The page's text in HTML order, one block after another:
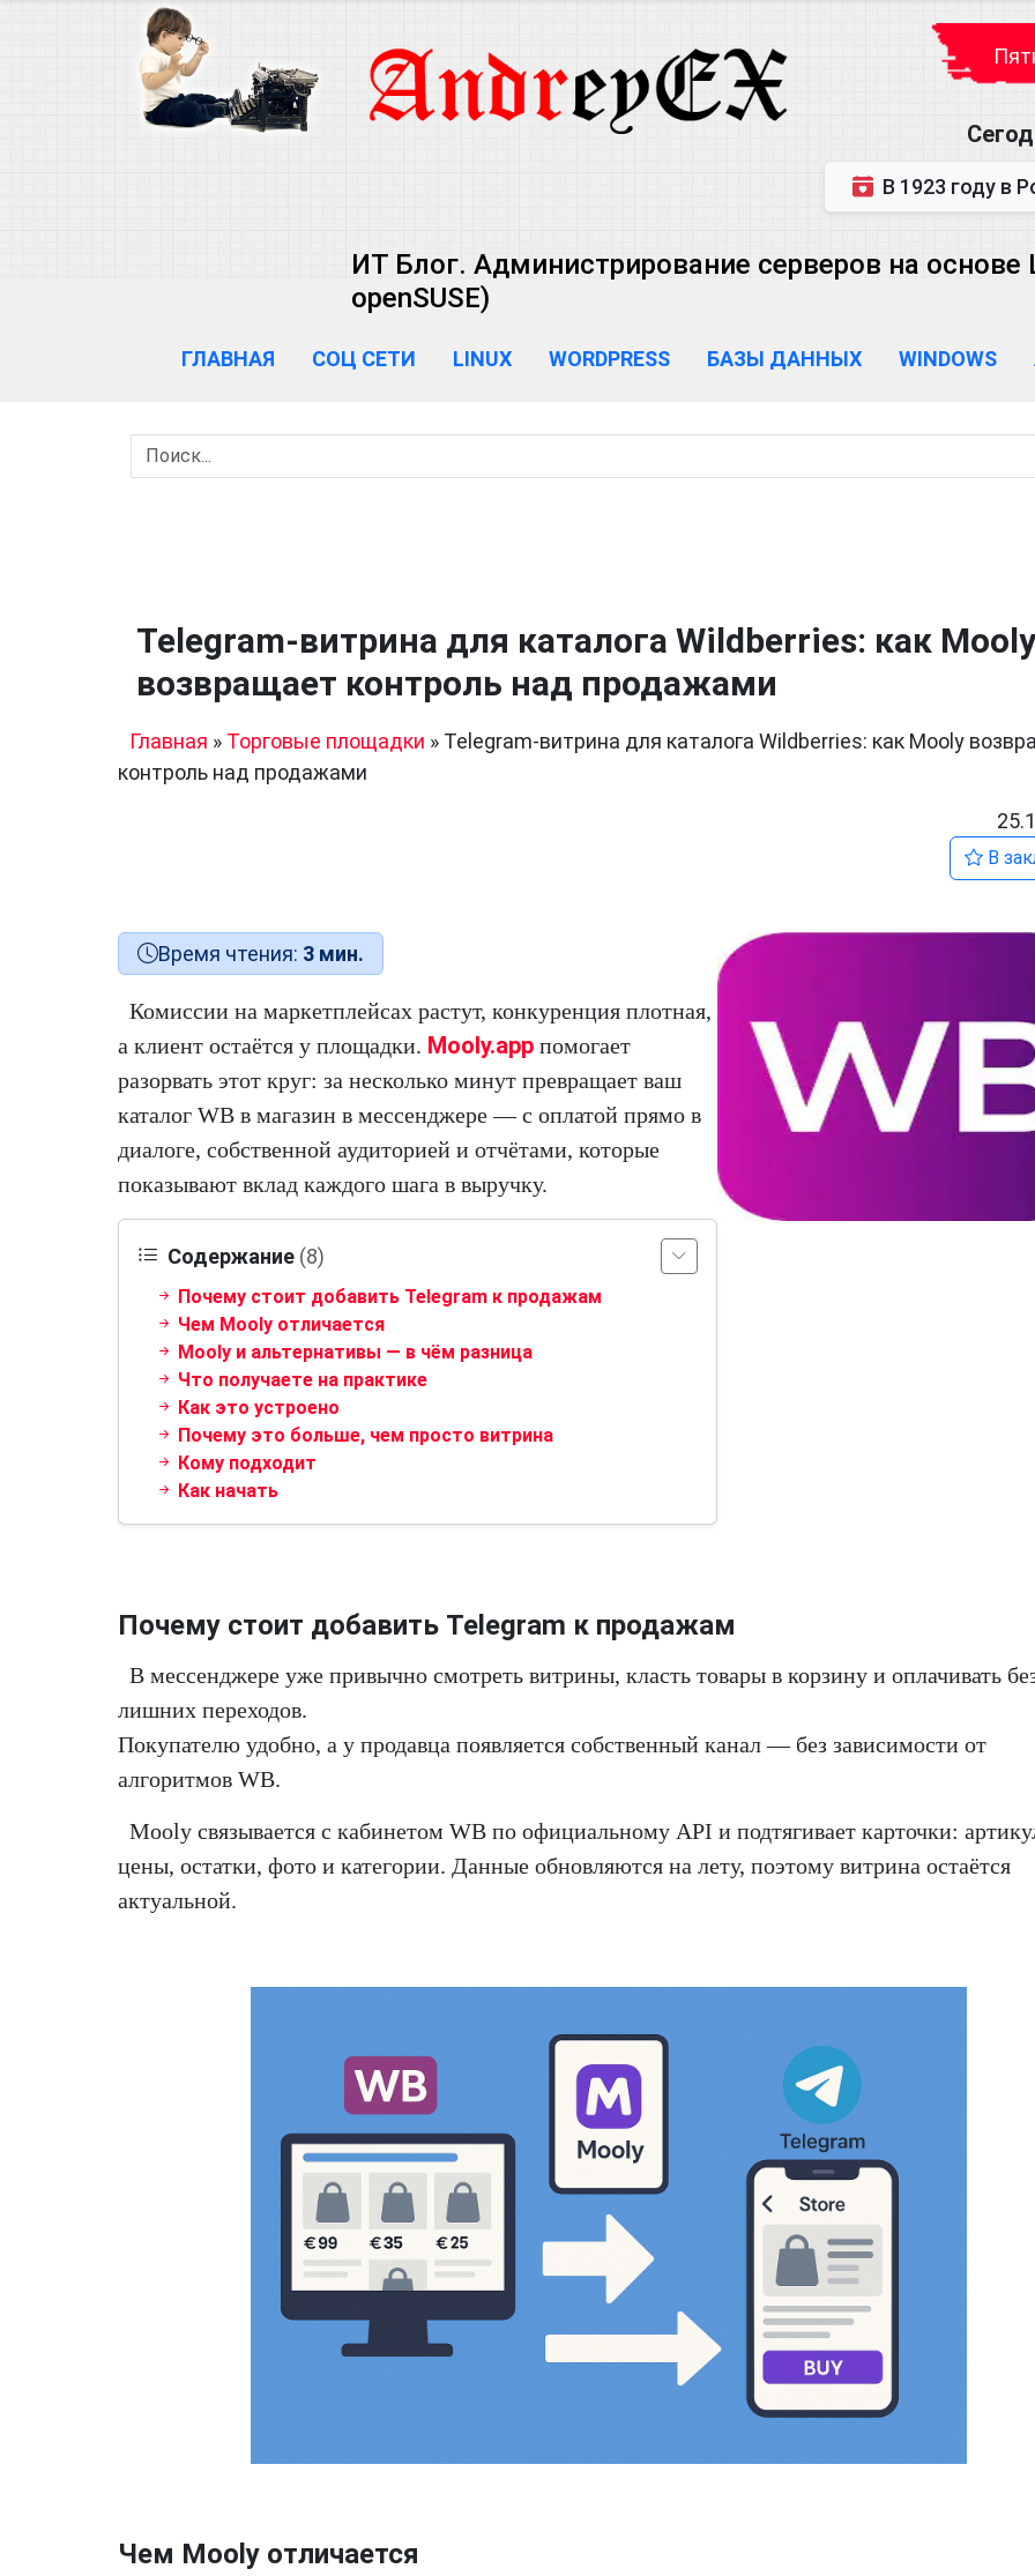
В 1923 году в Ростове-на-Дону
ИТ Блог. Администрирование серверов на основе
openSUSE)
ГЛАВНАЯ СОЦ СЕТИ LINUX WORDPRESS БАЗЫ ДАННЫХ WINDOWS
Telegram-витрина для каталога Wildberries: как Mooly
возвращает контроль над продажами
Главная » Торговые площадки » Telegram-витрина для каталога Wildberries: как Mooly
контроль над продажами
В
Время чтения: 3 мин.
Комиссии на маркетплейсах растут, конкуренция плотная,
а клиент остаётся у площадки. Mooly.app помогает
разорвать этот круг: за несколько минут превращает ваш
каталог WB в магазин в мессенджере — с оплатой прямо в
диалоге, собственной аудиторией и отчётами, которые
показывают вклад каждого шага в выручку.
Содержание (8)
Почему стоит добавить Telegram к продажам
Чем Mooly отличается
Mooly и альтернативы — в чём разница
Что получаете на практике
Как это устроено
Почему это больше, чем просто витрина
Кому подходит
Как начать
Почему стоит добавить Telegram к продажам
В мессенджере уже привычно смотреть витрины, класть товары в корзину и оплачивать
лишних переходов.
Покупателю удобно, а у продавца появляется собственный канал — без зависимости от
алгоритмов WB.
Mooly связывается с кабинетом WB по официальному API и подтягивает карточки:
цены, остатки, фото и категории. Данные обновляются на лету, поэтому витрина остаётся
актуальной.
Чем Mooly отличается